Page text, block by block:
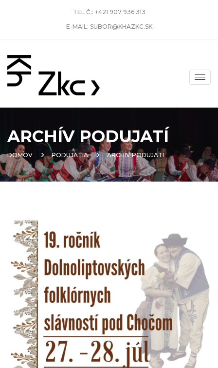
TEL Č.: +421 907 936 313
E-MAIL: SUBOR@KHAZKC.SK
ARCHÍV PODUJATÍ
DOMOV PODUJATIA ARCHÍV PODUJATÍ